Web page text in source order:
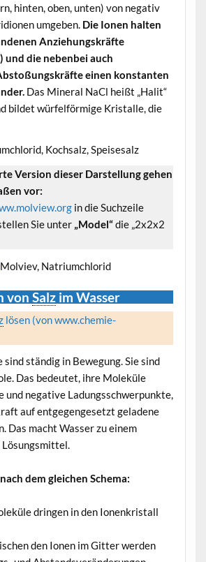
hinten, oben, unten) von negativ
umgeben. Die Ionen halten
Anziehungskräfte
und die nebenbei auch
einen konstanten
Das Mineral NaCl heißt „Halit“
bildet würfelförmige Kristalle, die
Version dieser Darstellung gehen
vor:
in die Suchzeile
Sie unter „Model“die „2x2x2
von Salzim Wasser
lösen (von www.chemie-
ständig in Bewegung. Sie sind
Das bedeutet, ihre Moleküle
und negative Ladungsschwerpunkte,
auf entgegengesetzt geladene
Das macht Wasser zu einem
dem gleichen Schema:
dringen in den Ionenkristall
den Ionen im Gitter werden